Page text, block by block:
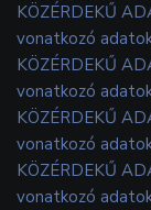
KÖZÉRDEKŰ
vonatkozó
KÖZÉRDEKŰ
vonatkozó
KÖZÉRDEKŰ
vonatkozó
KÖZÉRDEKŰ
vonatkozó